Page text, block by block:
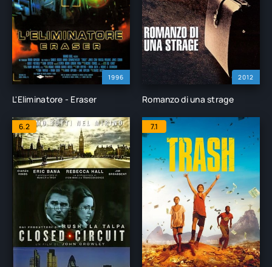
1996
L'Eliminatore - Eraser
2012
Romanzo di una strage
6.2 7.1